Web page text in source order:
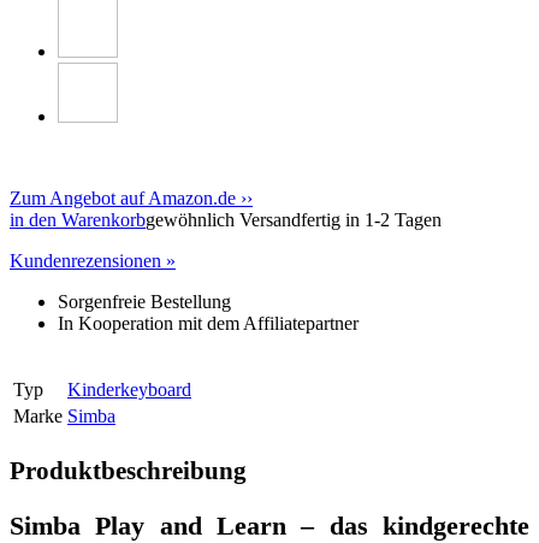
Zum Angebot auf Amazon.de ››
in den Warenkorbgewöhnlich Versandfertig in 1-2 Tagen
Kundenrezensionen »
Sorgenfreie Bestellung
In Kooperation mit dem Affiliatepartner
Typ
Kinderkeyboard
Marke Simba
Produktbeschreibung
Simba Play and Learn – das kindgerechte